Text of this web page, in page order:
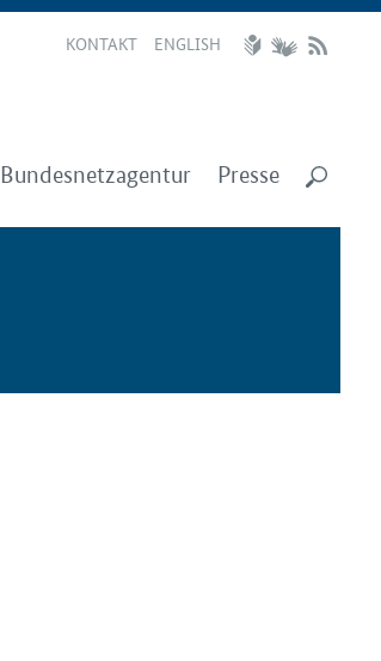
KONTAKT ENGLISH
Bundesnetzagentur Presse